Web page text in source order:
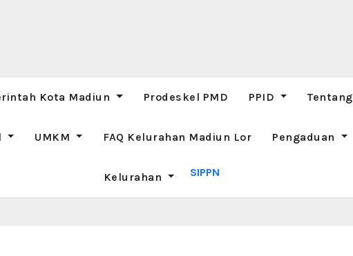
Kota Madiun Prodeskel PMD PPID Tentang
UMKM FAQ Kelurahan Madiun Lor Pengaduan
Kelurahan SIPPN